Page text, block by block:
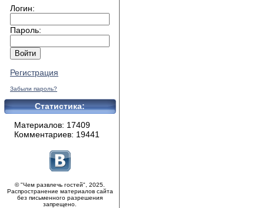
Логин:
Пароль:
Регистрация
Забыли пароль?
Статистика:
Материалов: 17409
Комментариев: 19441
© "Чем развлечь гостей", 2025.
Распространение материалов сайта
без письменного разрешения
запрещено.